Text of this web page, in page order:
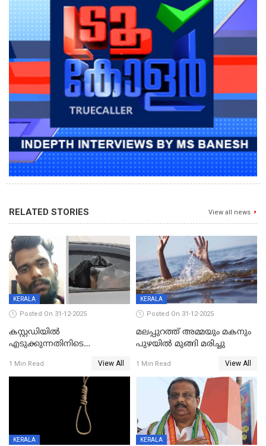
RELATED STORIES View all news
KERALA
Posted On 31-12-2025
കസ്റ്റഡിയിൽ
എടുക്കുന്നതിനിടെ
വധശ്രമക്കേസ് പ്രതി പിടിയിൽ
1 Min Read View All
KERALA
Posted On 31-12-2025
മലപ്പുറത്ത് അമ്മയും മകനും
പുഴയിൽ മുങ്ങി മരിച്ചു
1 Min Read View All
KERALA KERALA